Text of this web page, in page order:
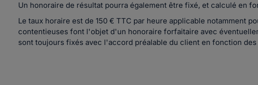
Un honoraire de résultat pourra également être fixé, et calculé en
Le taux horaire est de 150 € TTC par heure applicable notamment
contentieuses font l'objet d'un honoraire forfaitaire avec
sont toujours fixés avec l'accord préalable du client en fonction